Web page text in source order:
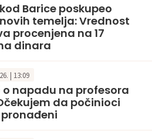
Barice poskupeo
temelja: Vrednost
procenjena na 17
dinara
| 13:09
o napadu na profesora
da počinioci